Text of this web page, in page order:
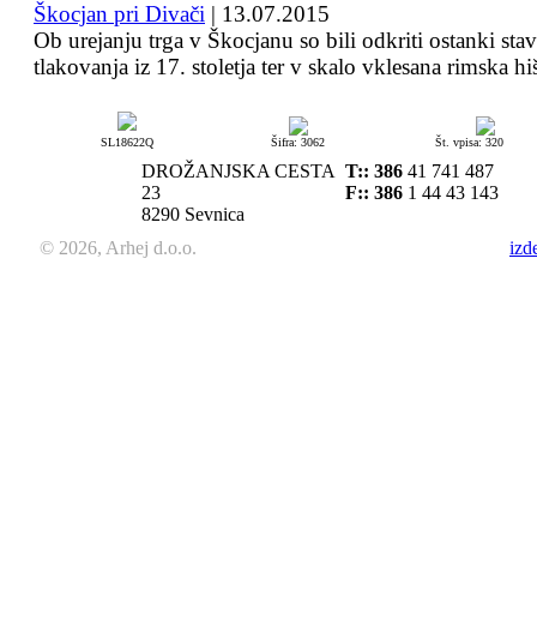
Škocjan pri Divači | 13.07.2015
Ob urejanju trga v Škocjanu so bili odkriti ostanki
tlakovanja iz 17. stoletja ter v skalo vklesana rimska
SL18622Q Šifra: 3062 Št. vpisa: 320
DROŽANJSKA CESTA
23
8290 Sevnica
T:: 386 41 741 487
F:: 386 1 44 43 143
© 2026, Arhej d.o.o.